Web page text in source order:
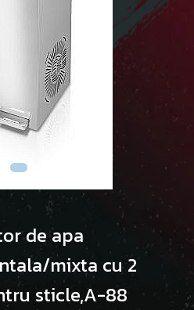
de apa
mixta cu 2
sticle,A-88